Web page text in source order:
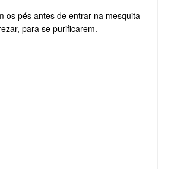
os pés antes de entrar na mesquita
para se purificarem.